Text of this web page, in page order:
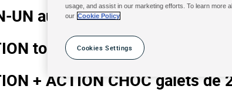
UN au chlore 750g
tout-en-un galets 200g
+ ACTION CHOC galets de
usage, and assist in our marketing efforts. To learn more
our Cookie Policy
Cookies Settings